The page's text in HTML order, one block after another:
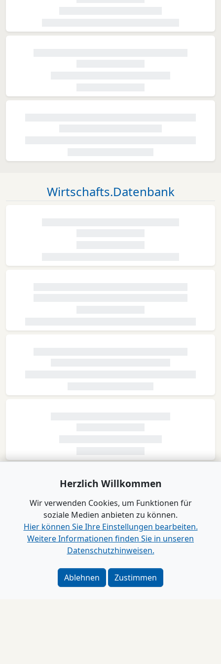
Wirtschafts.Datenbank
Herzlich Willkommen
Wir verwenden Cookies, um Funktionen für
soziale Medien anbieten zu können.
Hier können Sie Ihre Einstellungen bearbeiten.
Weitere Informationen finden Sie in unseren
Datenschutzhinweisen.
Ablehnen Zustimmen